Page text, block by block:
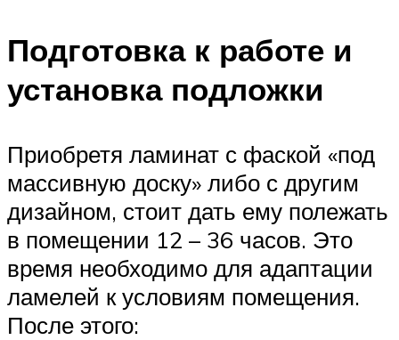
Подготовка к работе и
установка подложки
Приобретя ламинат с фаской «под
массивную доску» либо с другим
дизайном, стоит дать ему полежать
в помещении 12 – 36 часов. Это
время необходимо для адаптации
ламелей к условиям помещения.
После этого: